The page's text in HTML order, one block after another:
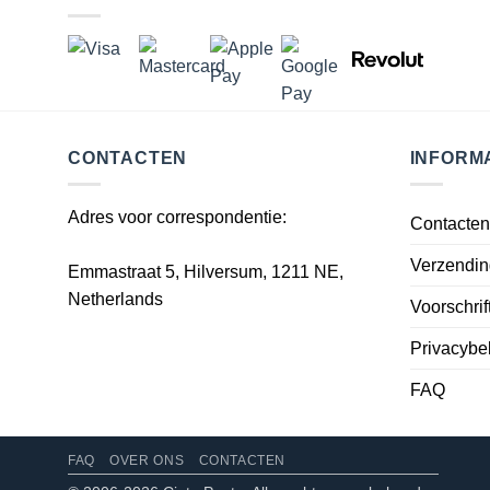
CONTACTEN
Adres voor correspondentie:
Emmastraat 5, Hilversum, 1211 NE,
Netherlands
Contacten
FAQ
FAQ OVER ONS CONTACTEN